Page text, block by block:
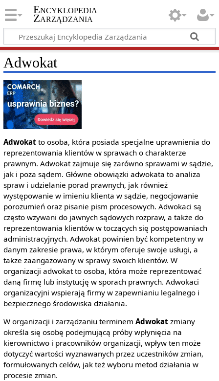
Encyklopedia
Zarządzania
Adwokat
Adwokatto osoba, która posiada specjalne uprawnienia do
reprezentowania klientów w sprawach o charakterze
prawnym. Adwokat zajmuje się zarówno sprawami w sądzie,
jak i poza sądem. Główne obowiązki adwokata to analiza
spraw i udzielanie porad prawnych, jak również
występowanie w imieniu klienta w sądzie, negocjowanie
porozumień oraz pisanie pism procesowych. Adwokaci są
często wzywani do jawnych sądowych rozpraw, a także do
reprezentowania klientów w toczących się postępowaniach
administracyjnych. Adwokat powinien być kompetentny w
danym zakresie prawa, w którym oferuje swoje usługi, a
także zaangażowany w sprawy swoich klientów. W
organizacji adwokat to osoba, która może reprezentować
daną firmę lub instytucję w sporach prawnych. Adwokaci
organizacyjni wspierają firmy w zapewnianiu legalnego i
bezpiecznego środowiska działania.
W organizacji i zarządzaniu terminem Adwokatzmiany
określa się osobę podejmującą próby wpłynięcia na
kierownictwo i pracowników organizacji, wpływ ten może
dotyczyć wartości wyznawanych przez uczestników zmian,
formułowanych celów, jak też wyboru metod działania w
procesie zmian.